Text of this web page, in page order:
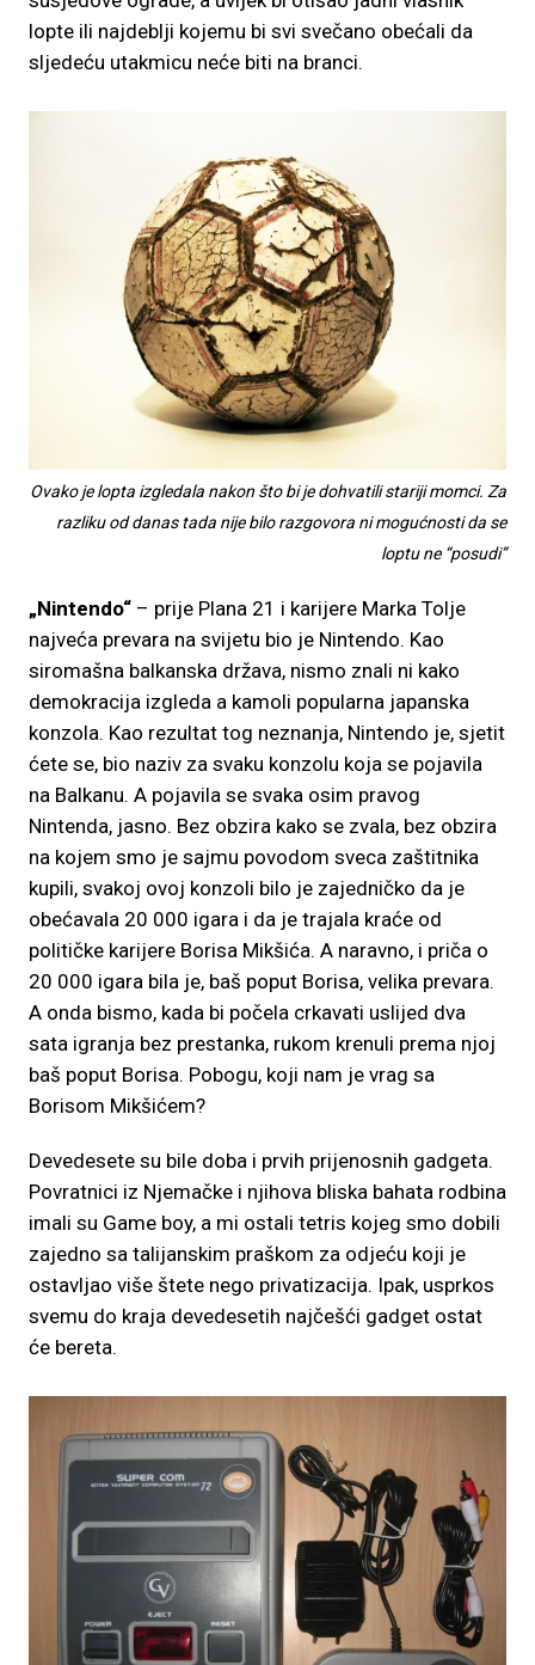
lopte ili najdeblji kojemu bi svi svečano obećali da
sljedeću utakmicu neće biti na branci.
Ovako je lopta izgledala nakon što bi je dohvatili stariji momci. Za
razliku od danas tada nije bilo razgovora ni mogućnosti da se
loptu ne “posudi”
„Nintendo“ – prije Plana 21 i karijere Marka Tolje
najveća prevara na svijetu bio je Nintendo. Kao
siromašna balkanska država, nismo znali ni kako
demokracija izgleda a kamoli popularna japanska
konzola. Kao rezultat tog neznanja, Nintendo je, sjetit
ćete se, bio naziv za svaku konzolu koja se pojavila
na Balkanu. A pojavila se svaka osim pravog
Nintenda, jasno. Bez obzira kako se zvala, bez obzira
na kojem smo je sajmu povodom sveca zaštitnika
kupili, svakoj ovoj konzoli bilo je zajedničko da je
obećavala 20 000 igara i da je trajala kraće od
političke karijere Borisa Mikšića. A naravno, i priča o
20 000 igara bila je, baš poput Borisa, velika prevara.
A onda bismo, kada bi počela crkavati uslijed dva
sata igranja bez prestanka, rukom krenuli prema njoj
baš poput Borisa. Pobogu, koji nam je vrag sa
Borisom Mikšićem?
Devedesete su bile doba i prvih prijenosnih gadgeta.
Povratnici iz Njemačke i njihova bliska bahata rodbina
imali su Game boy, a mi ostali tetris kojeg smo dobili
zajedno sa talijanskim praškom za odjeću koji je
ostavljao više štete nego privatizacija. Ipak, usprkos
svemu do kraja devedesetih najčešći gadget ostat
će bereta.